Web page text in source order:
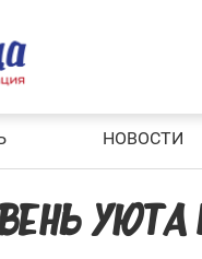
НОВОСТИ
УЮТА